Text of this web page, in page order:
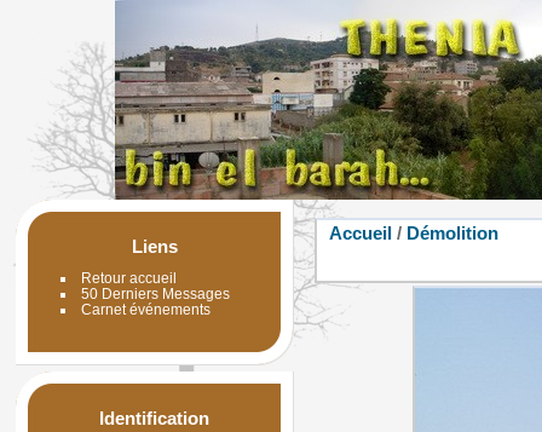
Liens
Retour accueil
50 Derniers Messages
Carnet événements
Identification
Accueil / Démolition